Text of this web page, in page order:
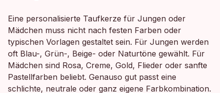
Eine personalisierte Taufkerze für Jungen oder
Mädchen muss nicht nach festen Farben oder
typischen Vorlagen gestaltet sein. Für Jungen werden
oft Blau-, Grün-, Beige- oder Naturtöne gewählt. Für
Mädchen sind Rosa, Creme, Gold, Flieder oder sanfte
Pastellfarben beliebt. Genauso gut passt eine
schlichte, neutrale oder ganz eigene Farbkombination.